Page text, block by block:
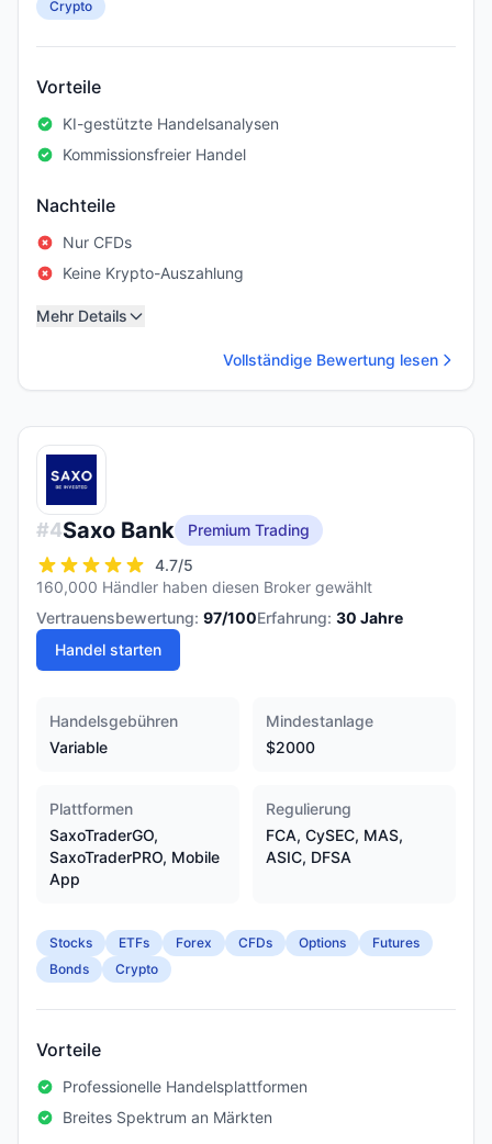
Crypto
Vorteile
KI-gestützte Handelsanalysen
Kommissionsfreier Handel
Nachteile
Nur CFDs
Keine Krypto-Auszahlung
Mehr Details
Vollständige Bewertung lesen
#4Saxo Bank
Premium Trading
4.7/5
160,000 Händler haben diesen Broker gewählt
Vertrauensbewertung: 97/100Erfahrung: 30 Jahre
Handel starten
Handelsgebühren
Variable
Mindestanlage
$2000
Plattformen
SaxoTraderGO,
SaxoTraderPRO, Mobile
App
Regulierung
FCA, CySEC, MAS,
ASIC, DFSA
Stocks ETFs Forex CFDs Options
Futures
Bonds
Crypto
Vorteile
Professionelle Handelsplattformen
Breites Spektrum an Märkten